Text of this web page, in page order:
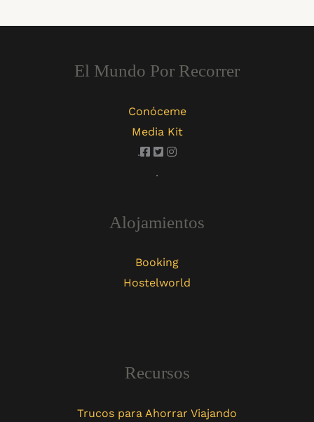
El Mundo Por Recorrer
Conóceme
Media Kit
.
.
Alojamientos
Booking
Hostelworld
Recursos
Trucos para Ahorrar Viajando